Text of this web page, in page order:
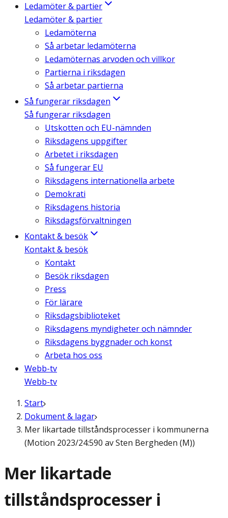
Ledamöter & partier
Ledamöter & partier
Ledamöterna
Så arbetar ledamöterna
Ledamöternas arvoden och villkor
Partierna i riksdagen
Så arbetar partierna
Så fungerar riksdagen
Så fungerar riksdagen
Utskotten och EU-nämnden
Riksdagens uppgifter
Arbetet i riksdagen
Så fungerar EU
Riksdagens internationella arbete
Demokrati
Riksdagens historia
Riksdagsförvaltningen
Kontakt & besök
Kontakt & besök
Kontakt
Besök riksdagen
Press
För lärare
Riksdagsbiblioteket
Riksdagens myndigheter och nämnder
Riksdagens byggnader och konst
Arbeta hos oss
Webb-tv
Webb-tv
Start
Dokument & lagar
Mer likartade tillståndsprocesser i kommunerna
(Motion 2023/24:590 av Sten Bergheden (M))
Mer likartade
tillståndsprocesser i